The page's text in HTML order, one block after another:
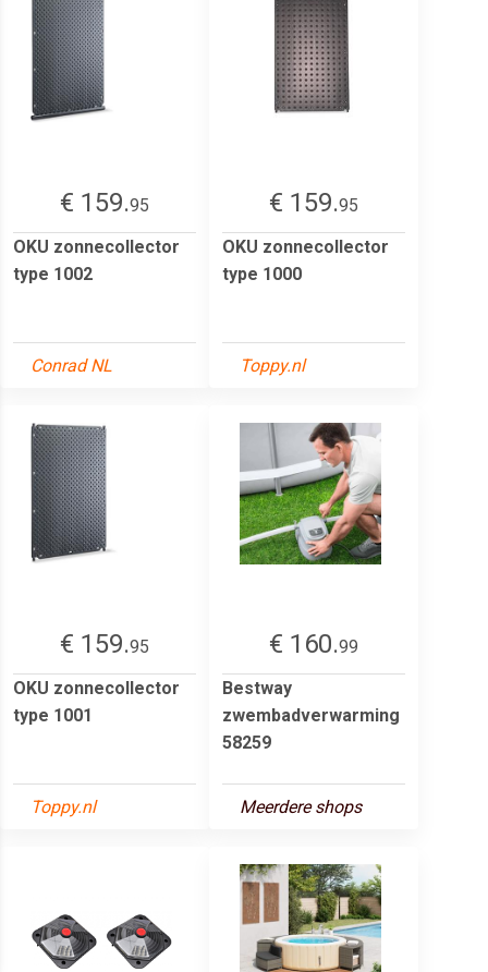
€ 159.95
OKU zonnecollector
type 1002
Conrad NL
€ 159.95
OKU zonnecollector
type 1000
Toppy.nl
€ 159.95
OKU zonnecollector
type 1001
Toppy.nl
€ 160.99
Bestway
zwembadverwarming
58259
Meerdere shops